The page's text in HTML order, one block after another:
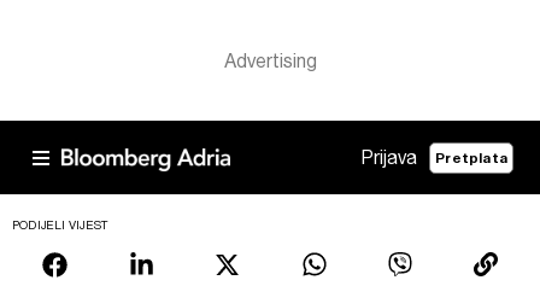
Prijava Pretplata
PODIJELI VIJEST